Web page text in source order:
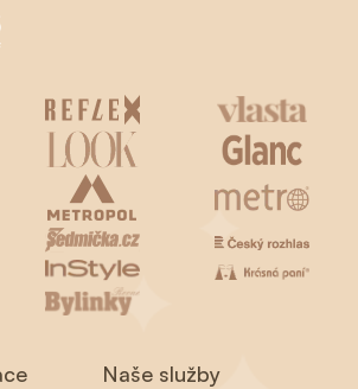
Naše služby